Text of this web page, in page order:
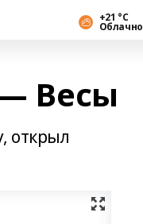
+21 °С
Облачно
Весы
открыл